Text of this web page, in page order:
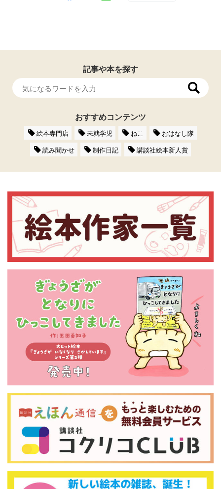
記事や本を探す
おすすめコンテンツ
絵本専門店 未就学児 ねこ
おはなし隊
読み聞かせ
制作日記 講談社絵本新人賞